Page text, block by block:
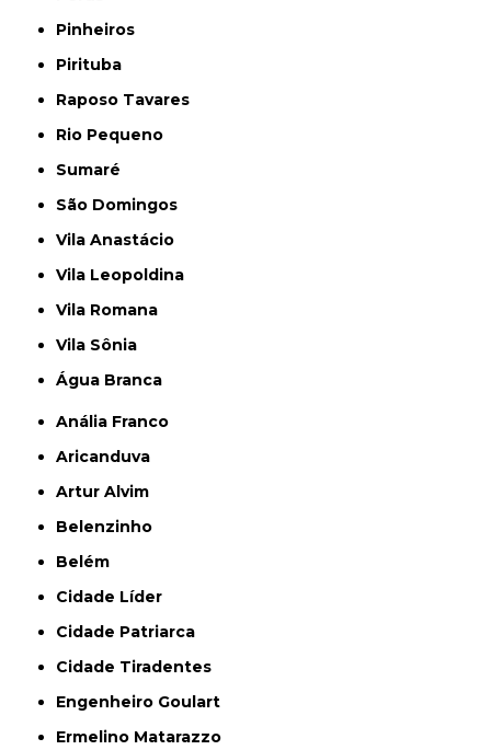
Pinheiros
Pirituba
Raposo Tavares
Rio Pequeno
Sumaré
São Domingos
Vila Anastácio
Vila Leopoldina
Vila Romana
Vila Sônia
Água Branca
Anália Franco
Aricanduva
Artur Alvim
Belenzinho
Belém
Cidade Líder
Cidade Patriarca
Cidade Tiradentes
Engenheiro Goulart
Ermelino Matarazzo